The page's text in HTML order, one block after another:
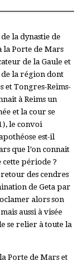
la dynastie de
la Porte de Mars
de la Gaule et
la région dont
et Tongres-Reims-
à Reims un
et la cour se
le convoi
est-il
que l’on connait
cette période ?
des cendres
de Geta par
alors son
aussi à visée
se relier à toute la
Porte de Mars et